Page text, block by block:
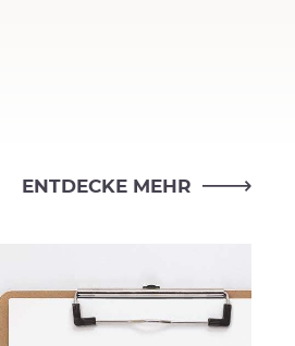
ENTDECKE MEHR